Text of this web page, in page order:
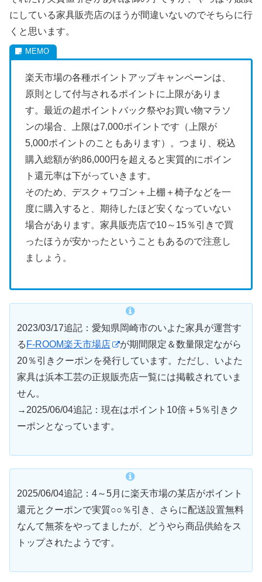
にしている家具販売店のほうが間違いないのでそちらに行
くと思います。
楽天市場の各種ポイントアップキャンペーンは、
原則として付与されるポイントに上限がありま
す。最近の超ポイントバック祭やお買い物マラソ
ンの場合、上限は7,000ポイントです（上限が
5,000ポイントのこともあります）。つまり、税込
購入総額が約86,000円を超えると実質的にポイン
ト還元率は下がっていきます。
そのため、デスク＋ワゴン＋上棚＋椅子などを一
度に購入すると、期待したほど安くなっていない
場合があります。家具販売店で10～15％引きで買
ったほうが安かったということもあるので注意し
ましょう。
2023/03/17追記：愛知県岡崎市のいよた家具が運営す
る F-ROOM楽天市場店
が期間限定＆数量限定ながら
20％引きクーポンを発行しています。ただし、いよた
家具は浜本工芸の正規販売店一覧には掲載されていま
せん。
→2025/06/04追記：現在はポイント10倍＋5％引きク
ーポンとなっています。
2025/06/04追記：4～5月に楽天市場の某店がポイント
還元とクーポンで実質○○％引き、さらに配送設置無料
なんて無茶をやってましたが、どうやら商品供給をス
トップされたようです。